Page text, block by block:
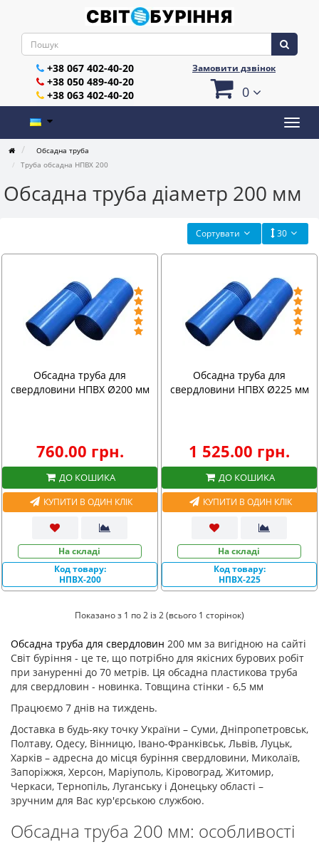
+38 067 402-40-20
+38 050 489-40-20
+38 063 402-40-20
Замовити дзвінок
0
Обсадна труба
Труба обсадна НПВХ 200
Обсадна труба діаметр 200 мм
Сортувати 30
Обсадна труба для
свердловини НПВХ Ø200 мм
760.00 грн.
ДО КОШИКА
КУПИТИ В ОДИН КЛІК
На складі
Код товару:
НПВХ-200
Обсадна труба для
свердловини НПВХ Ø225 мм
1 525.00 грн.
ДО КОШИКА
КУПИТИ В ОДИН КЛІК
На складі
Код товару:
НПВХ-225
Показано з 1 по 2 із 2 (всього 1 сторінок)
Обсадна труба для свердловин 200 мм за вигідною на сайті
Світ буріння - це те, що потрібно для якісних бурових робіт
при зануренні до 70 метрів. Ця обсадна пластикова труба
для свердловин - новинка. Товщина стінки - 6,5 мм
Працюємо 7 днів на тиждень.
Доставка в будь-яку точку України – Суми, Дніпропетровськ,
Полтаву, Одесу, Вінницю, Івано-Франківськ, Львів, Луцьк,
Харків – адресна до місця буріння свердловини, Миколаїв,
Запоріжжя, Херсон, Маріуполь, Кіровоград, Житомир,
Черкаси, Тернопіль, Луганську і Донецьку області –
зручним для Вас кур'єрською службою.
Обсадна труба 200 мм: особливості